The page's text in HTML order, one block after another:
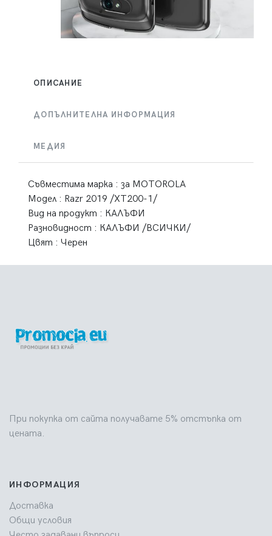
ОПИСАНИЕ
ДОПЪЛНИТЕЛНА ИНФОРМАЦИЯ
МЕДИЯ
Съвместима марка : за MOTOROLA
Модел : Razr 2019 /XT200-1/
Вид на продукт : КАЛЪФИ
Разновидност : КАЛЪФИ /ВСИЧКИ/
Цвят : Черен
При покупка от сайта получавате 5% отстъпка от
цената.
ИНФОРМАЦИЯ
Доставка
Общи условия